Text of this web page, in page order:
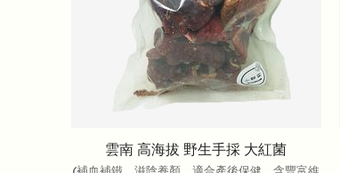
雲南 高海拔 野生手採 大紅菌